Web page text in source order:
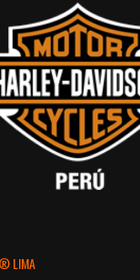
LIMA